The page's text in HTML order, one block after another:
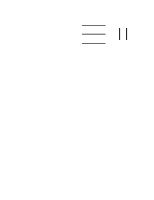
IT